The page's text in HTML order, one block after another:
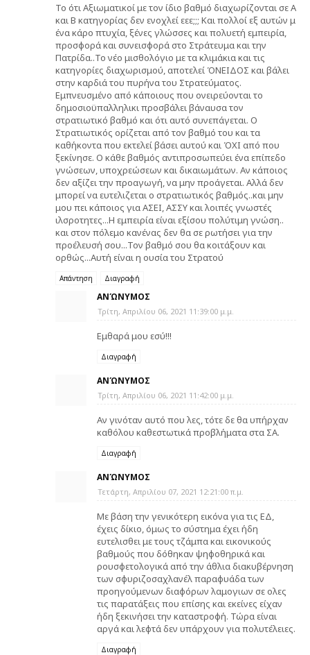
Το ότι Αξιωματικοί με τον ίδιο βαθμό διαχωρίζονται σε Α
και Β κατηγορίας δεν ενοχλεί εεε;;; Και πολλοί εξ αυτών μ
ένα κάρο πτυχία, ξένες γλώσσες και πολυετή εμπειρία,
προσφορά και συνεισφορά στο Στράτευμα και την
Πατρίδα..Το νέο μισθολόγιο με τα κλιμάκια και τις
κατηγορίες διαχωρισμού, αποτελεί ΌΝΕΙΔΟΣ και βάλει
στην καρδιά του πυρήνα του Στρατεύματος.
Εμπνευσμένο από κάποιους που ονειρεύονται το
δημοσιοϋπαλληλικι προσβάλει βάναυσα τον
στρατιωτικό βαθμό και ότι αυτό συνεπάγεται. Ο
Στρατιωτικός ορίζεται από τον βαθμό του και τα
καθήκοντα που εκτελεί βάσει αυτού και ΌΧΙ από που
ξεκίνησε. Ο κάθε βαθμός αντιπροσωπεύει ένα επίπεδο
γνώσεων, υποχρεώσεων και δικαιωμάτων. Αν κάποιος
δεν αξίζει την προαγωγή, να μην προάγεται. Αλλά δεν
μπορεί να ευτελιζεται ο στρατιωτικός βαθμός..και μην
μου πει κάποιος για ΑΣΕΙ, ΑΣΣΥ και λοιπές γνωστές
ιλσροτητες...Η εμπειρία είναι εξίσου πολύτιμη γνώση..
και στον πόλεμο κανένας δεν θα σε ρωτήσει για την
προέλευσή σου...Τον βαθμό σου θα κοιτάξουν και
ορθώς...Αυτή είναι η ουσία του Στρατού
Απάντηση Διαγραφή
ΑΝΏΝΥΜΟΣ
Τρίτη, Απριλίου 06, 2021 11:39:00 μ.μ.
Εμθαρά μου εσύ!!!
Διαγραφή
ΑΝΏΝΥΜΟΣ
Τρίτη, Απριλίου 06, 2021 11:42:00 μ.μ.
Αν γινόταν αυτό που λες, τότε δε θα υπήρχαν
καθόλου καθεστωτικά προβλήματα στα ΣΑ.
Διαγραφή
ΑΝΏΝΥΜΟΣ
Τετάρτη, Απριλίου 07, 2021 12:21:00 π.μ.
Με βάση την γενικότερη εικόνα για τις ΕΔ,
έχεις δίκιο, όμως το σύστημα έχει ήδη
ευτελισθει με τους τζάμπα και εικονικούς
βαθμούς που δόθηκαν ψηφοθηρικά και
ρουσφετολογικά από την άθλια διακυβέρνηση
των σφυριζοσαχλανέλ παραφυάδα των
προηγούμενων διαφόρων λαμογιων σε ολες
τις παρατάξεις που επίσης και εκείνες είχαν
ήδη ξεκινήσει την καταστροφή. Τώρα είναι
αργά και λεφτά δεν υπάρχουν για πολυτέλειες.
Διαγραφή